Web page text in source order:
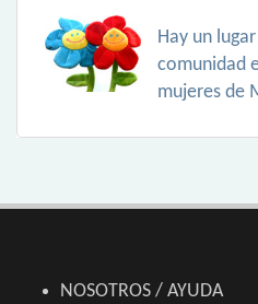
Hay un
comunidad
mujeres de
NOSOTROS / AYUDA